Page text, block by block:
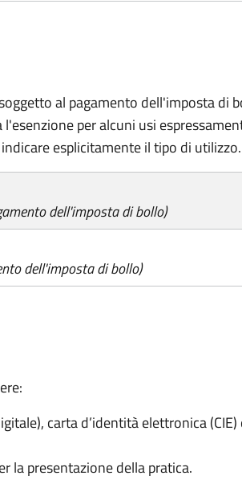
al pagamento dell'imposta di
per alcuni usi
esplicitamente il tipo di utilizzo.
dell'imposta di bollo)
dell'imposta di bollo)
carta d’identità elettronica
la presentazione della pratica.